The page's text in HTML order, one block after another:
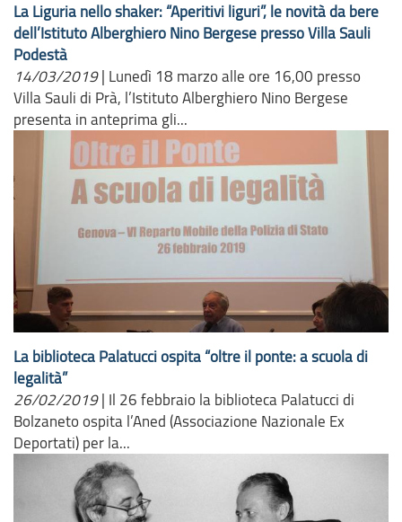
La Liguria nello shaker: “Aperitivi liguri”, le novità da bere
dell’Istituto Alberghiero Nino Bergese presso Villa Sauli
Podestà
14/03/2019 | Lunedì 18 marzo alle ore 16,00 presso
Villa Sauli di Prà, l’Istituto Alberghiero Nino Bergese
presenta in anteprima gli...
La biblioteca Palatucci ospita “oltre il ponte: a scuola di
legalità”
26/02/2019 | Il 26 febbraio la biblioteca Palatucci di
Bolzaneto ospita l’Aned (Associazione Nazionale Ex
Deportati) per la...